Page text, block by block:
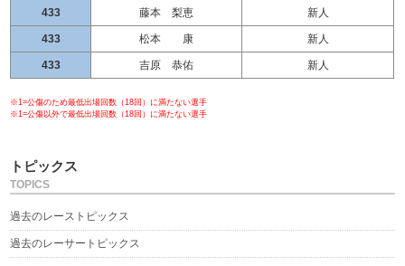
433 藤本 梨恵 新人
433 松本 康 新人
433 吉原 恭佑 新人
※1=公傷のため最低出場回数（18回）に満たない選手
※1=公傷以外で最低出場回数（18回）に満たない選手
トピックス
TOPICS
過去のレーストピックス
過去のレーサートピックス